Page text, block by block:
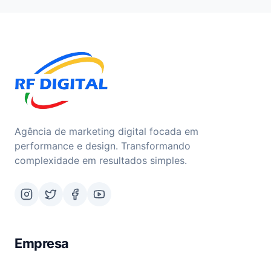
Agência de marketing digital focada em
performance e design. Transformando
complexidade em resultados simples.
Empresa